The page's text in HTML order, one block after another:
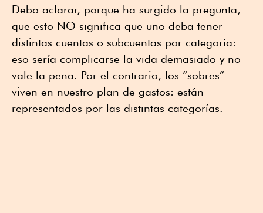
Debo aclarar, porque ha surgido la pregunta,
que esto NO significa que uno deba tener
distintas cuentas o subcuentas por categoría:
eso sería complicarse la vida demasiado y no
vale la pena. Por el contrario, los “sobres”
viven en nuestro plan de gastos: están
representados por las distintas categorías.